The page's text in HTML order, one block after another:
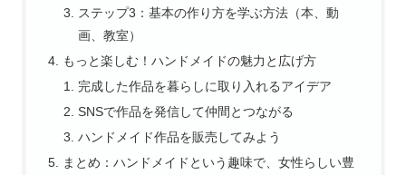
ステップ3：基本の作り方を学ぶ方法（本、動
画、教室）
もっと楽しむ！ハンドメイドの魅力と広げ方
完成した作品を暮らしに取り入れるアイデア
SNSで作品を発信して仲間とつながる
ハンドメイド作品を販売してみよう
まとめ：ハンドメイドという趣味で、女性らしい豊